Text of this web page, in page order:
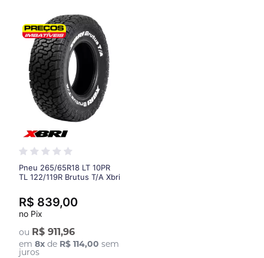
Pneu 265/65R18 LT 10PR
TL 122/119R Brutus T/A Xbri
ou R$ 911,96
em8x de R$ 114,00 sem
juros
R$ 839,00
no Pix